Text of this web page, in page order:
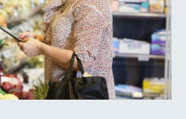
per hoofd van de bevolking met